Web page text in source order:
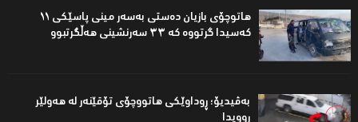
هاتوچۆی بازیان دەستی بەسەر مینی پاسێكی ١١
کەسیدا گرتووە کە ٣٣ سەرنشینی هەڵگرتبوو
بەڤیدیۆ؛ ڕوداوێکی هاتووچۆی تۆقێنەر لە هەولێر
ڕوویدا